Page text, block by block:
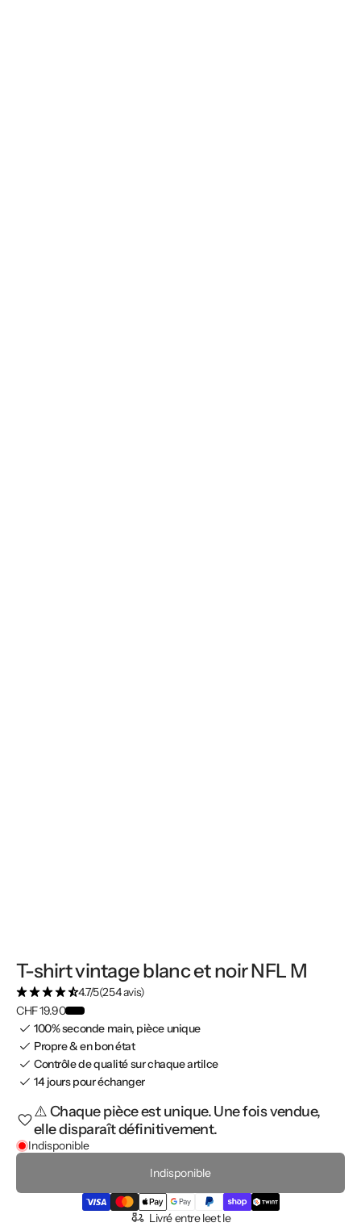
T-shirt vintage blanc et noir NFL M
4.7/5(254 avis)
CHF 19.90
100% seconde main, pièce unique
Propre & en bon état
Contrôle de qualité sur chaque artilce
14 jours pour échanger
⚠️ Chaque pièce est unique. Une fois vendue,
elle disparaît définitivement.
Indisponible
Indisponible
Livré entre leet le